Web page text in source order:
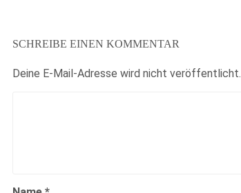
SCHREIBE EINEN KOMMENTAR
Deine E-Mail-Adresse wird nicht veröffentlicht.